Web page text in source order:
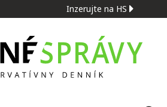
Inzerujte na HS